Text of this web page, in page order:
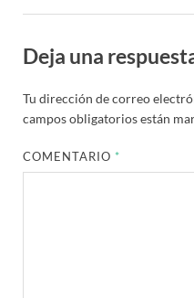
Deja una
Tu dirección de correo
campos obligatorios están
COMENTARIO *